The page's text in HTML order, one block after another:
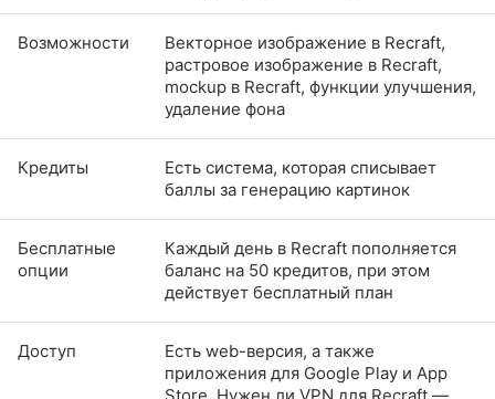
Возможности
Векторное изображение в Recraft,
растровое изображение в Recraft,
mockup в Recraft, функции улучшения,
удаление фона
Кредиты
Есть система, которая списывает
баллы за генерацию картинок
Бесплатные
опции
Каждый день в Recraft пополняется
баланс на 50 кредитов, при этом
действует бесплатный план
Доступ
Есть web-версия, а также
приложения для Google Play и App
Store. Нужен ли VPN для Recraft —